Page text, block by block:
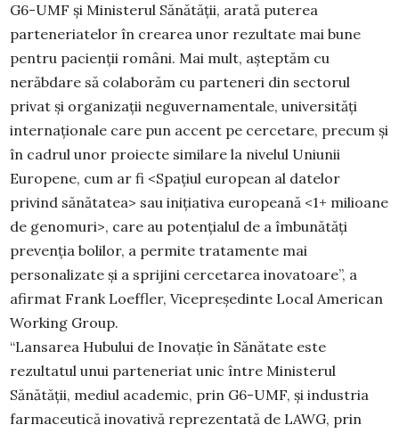
G6-UMF și Ministerul Sănătății, arată puterea
parteneriatelor în crearea unor rezultate mai bune
pentru pacienții români. Mai mult, așteptăm cu
nerăbdare să colaborăm cu parteneri din sectorul
privat și organizații neguvernamentale, universități
internaționale care pun accent pe cercetare, precum și
în cadrul unor proiecte similare la nivelul Uniunii
Europene, cum ar fi <Spațiul european al datelor
privind sănătatea> sau inițiativa europeană <1+ milioane
de genomuri>, care au potențialul de a îmbunătăți
prevenţia bolilor, a permite tratamente mai
personalizate și a sprijini cercetarea inovatoare”, a
afirmat Frank Loeffler, Vicepreședinte Local American
Working Group.
“Lansarea Hubului de Inovație în Sănătate este
rezultatul unui parteneriat unic între Ministerul
Sănătății, mediul academic, prin G6-UMF, și industria
farmaceutică inovativă reprezentată de LAWG, prin